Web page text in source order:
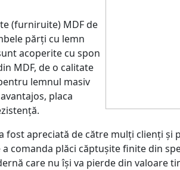
(furniruite) MDF de
părți cu lemn
acoperite cu spon
MDF, de o calitate
lemnul masiv
placa
fost apreciată de către mulți clienți și
comanda plăci căptușite finite din
care nu își va pierde din valoare